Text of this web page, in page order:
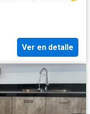
Ver en detalle